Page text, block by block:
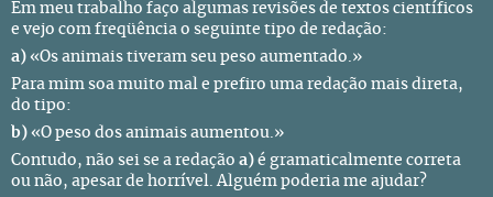
Em meu trabalho faço algumas revisões de textos científicos
e vejo com freqüência o seguinte tipo de redação:
a) «Os animais tiveram seu peso aumentado.»
Para mim soa muito mal e prefiro uma redação mais direta,
do tipo:
b) «O peso dos animais aumentou.»
Contudo, não sei se a redação a) é gramaticalmente correta
ou não, apesar de horrível. Alguém poderia me ajudar?